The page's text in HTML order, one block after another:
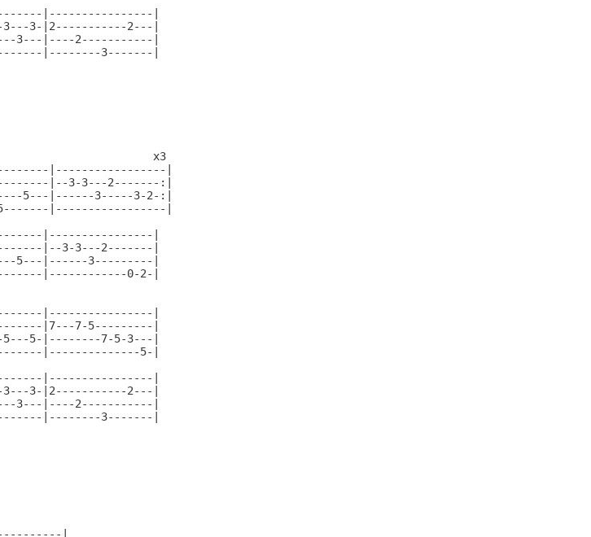
|----------------|
3-|2-----------2---|
3---|----2-----------|
|--------3-------|
x3
|-----------------|
|--3-3---2-------:|
5---|------3-----3-2-:|
5-------|-----------------|
|----------------|
|--3-3---2-------|
5---|------3---------|
|------------0-2-|
|----------------|
|7---7-5---------|
5-|--------7-5-3---|
|--------------5-|
|----------------|
3-|2-----------2---|
3---|----2-----------|
|--------3-------|
|